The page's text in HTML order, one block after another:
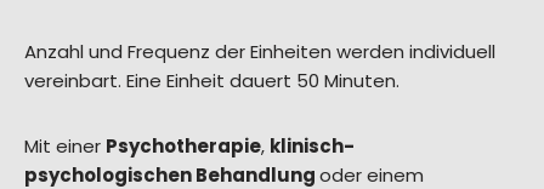
Anzahl und Frequenz der Einheiten werden individuell
vereinbart. Eine Einheit dauert 50 Minuten.
Mit einer Psychotherapie, klinisch-
psychologischen Behandlungoder einem